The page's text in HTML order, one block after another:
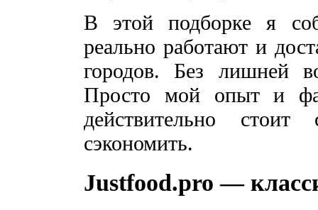
В этой подборке я
реально работают и
городов. Без лишней
Просто мой опыт и
действительно
сэкономить.
Justfood.pro —